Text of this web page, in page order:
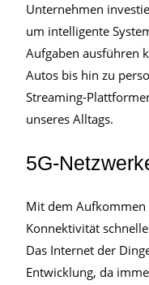
Unternehmen
um intelligente
Aufgaben ausführen
Autos bis hin zu
Streaming-
unseres Alltags.
5G-
Mit dem
Konnektivität
Das Internet der
Entwicklung, da